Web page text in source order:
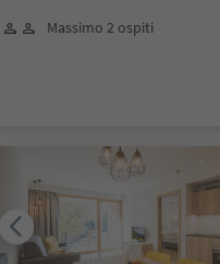
Massimo 2 ospiti